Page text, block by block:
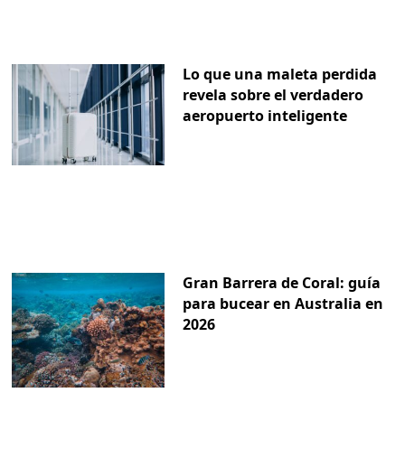
Lo que una maleta perdida
revela sobre el verdadero
aeropuerto inteligente
Gran Barrera de Coral: guía
para bucear en Australia en
2026